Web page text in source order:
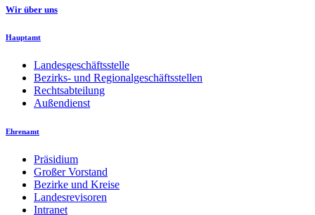
Wir über uns
Hauptamt
Landesgeschäftsstelle
Bezirks- und Regionalgeschäftsstellen
Rechtsabteilung
Außendienst
Ehrenamt
Präsidium
Großer Vorstand
Bezirke und Kreise
Landesrevisoren
Intranet